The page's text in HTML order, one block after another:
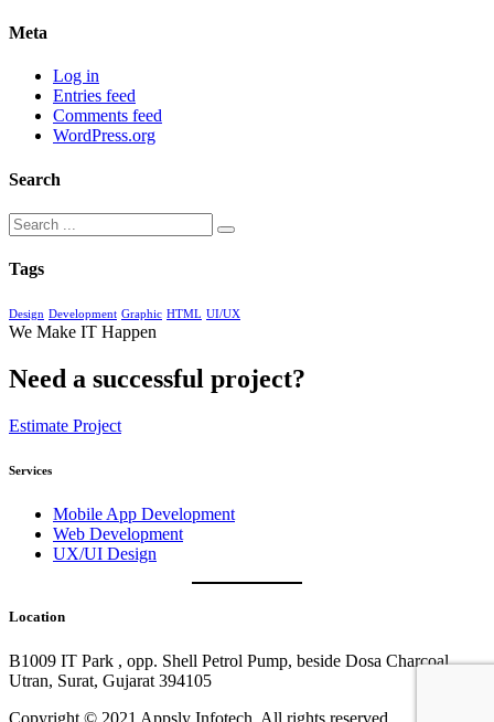
Meta
Log in
Entries feed
Comments feed
WordPress.org
Search
Tags
Design Development Graphic HTML UI/UX
We Make IT Happen
Need a successful project?
Estimate Project
Services
Mobile App Development
Web Development
UX/UI Design
Location
B1009 IT Park , opp. Shell Petrol Pump, beside Dosa Charcoal,
Utran, Surat, Gujarat 394105
Copyright © 2021 Appsly Infotech. All rights reserved